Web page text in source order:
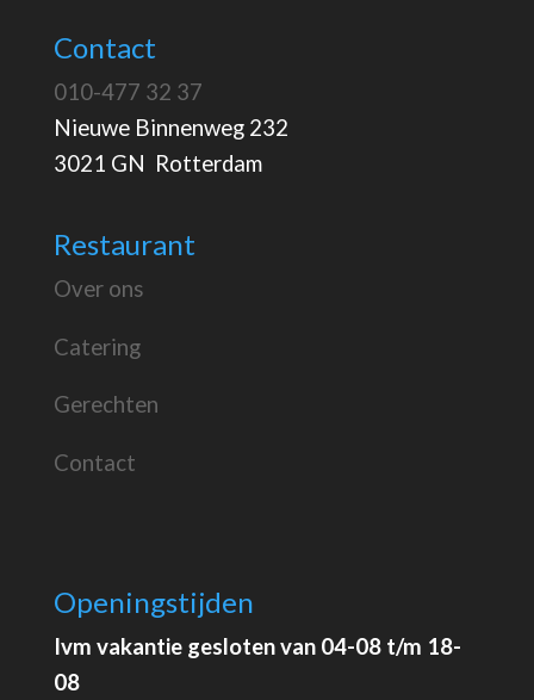
Contact
010-477 32 37
Nieuwe Binnenweg 232
3021 GN Rotterdam
Restaurant
Over ons
Catering
Gerechten
Contact
Openingstijden
Ivm vakantie gesloten van 04-08 t/m 18-
08